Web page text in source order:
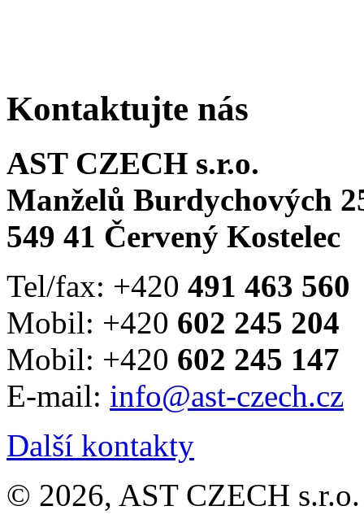
Kontaktujte nás
AST CZECH s.r.o.
Manželů Burdychových
549 41 Červený Kostelec
Tel/fax: +420 491 463 560
Mobil: +420 602 245 204
Mobil: +420 602 245 147
E-mail: info@ast-czech.cz
Další kontakty
© 2026, AST CZECH